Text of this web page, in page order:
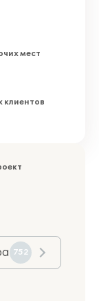
мест
клиентов
752